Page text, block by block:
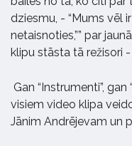
dziesmu, - “Mums vēl
netaisnoties,”” par
klipu stāsta tā režisori
Gan “Instrumenti”,
visiem video klipa
Jānim Andrējevam un